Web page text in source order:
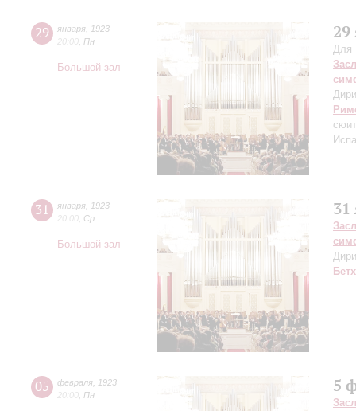
29 января
1923
20:00 Пн
Большой зал
29
Для
31 января
1923
20:00 Ср
Большой зал
31
05 февраля
1923
20:00 Пн 5